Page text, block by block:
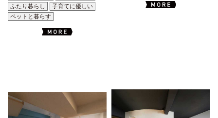
ふたり暮らし
子育てに優しい
ペットと暮らす